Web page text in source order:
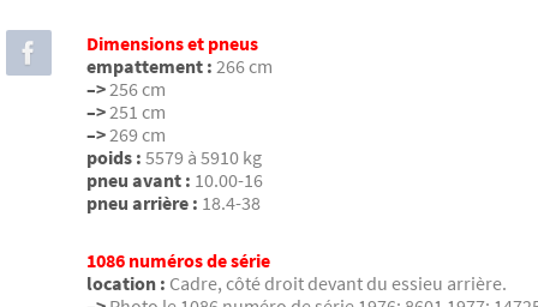
Dimensions et pneus
empattement : 266 cm
–>256 cm
–>251 cm
–>269 cm
poids : 5579 à 5910 kg
pneu avant : 10.00-16
pneu arrière : 18.4-38
1086 numéros de série
location : Cadre, côté droit devant du essieu arrière.